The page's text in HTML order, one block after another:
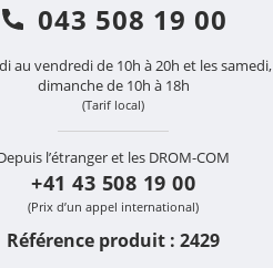
043 508 19 00
au vendredi de 10h à 20h et les samedi,
dimanche de 10h à 18h
(Tarif local)
l’étranger et les DROM-COM
+41 43 508 19 00
(Prix d’un appel international)
Référence produit : 2429